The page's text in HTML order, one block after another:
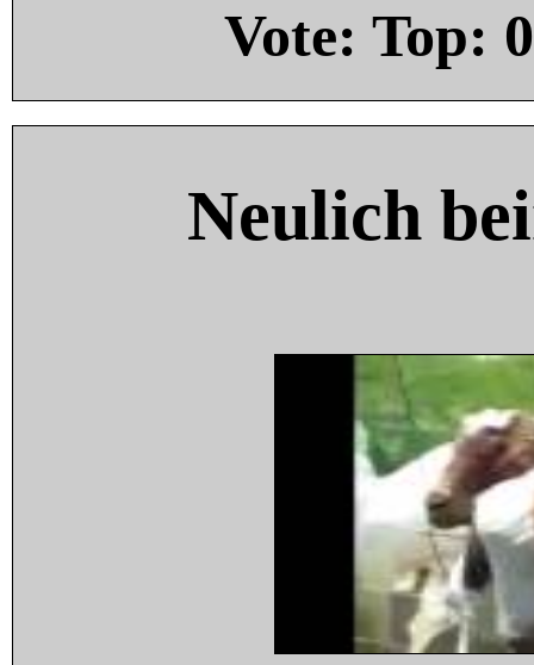
Vote: Top: 0
Neulich